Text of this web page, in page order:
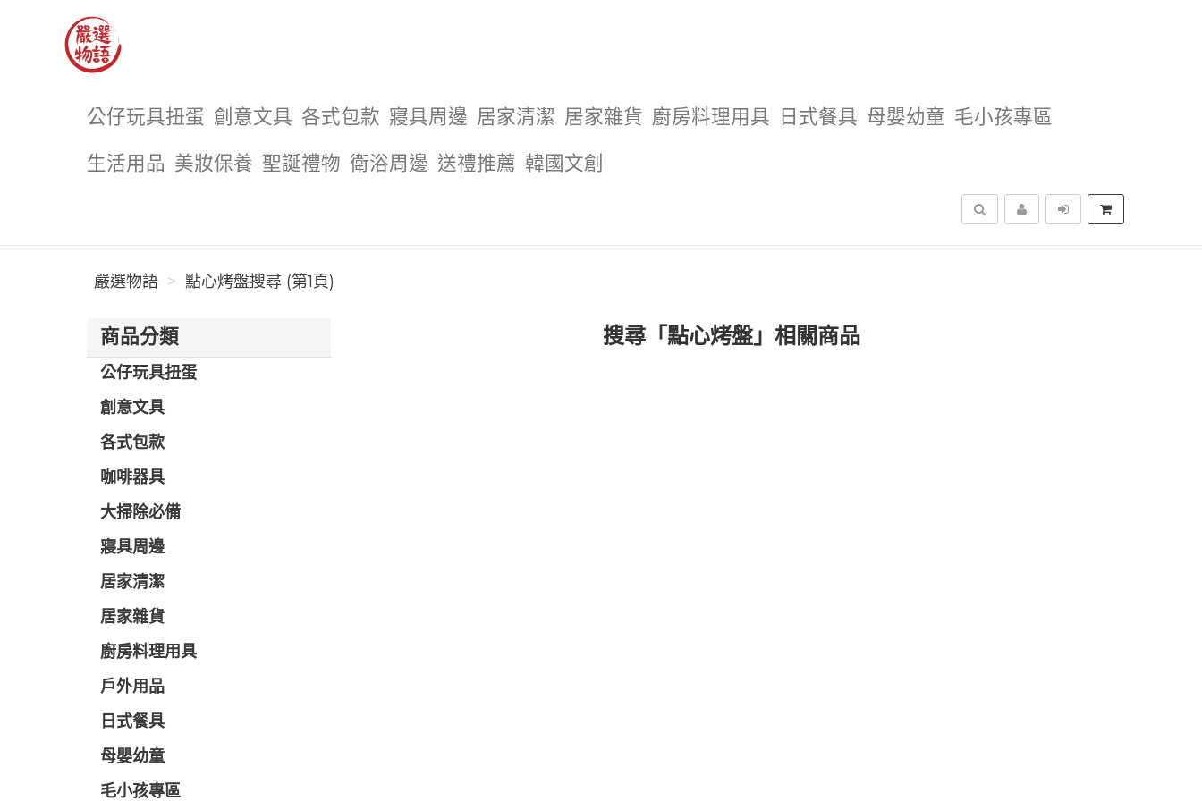
公仔玩具扭蛋 創意文具 各式包款 寢具周邊 居家清潔 居家雜貨 廚房料理用具 日式餐具 母嬰幼童 毛小孩專區
生活用品 美妝保養 聖誕禮物 衛浴周邊 送禮推薦 韓國文創
搜尋
嚴選物語 點心烤盤搜尋 (第1頁)
商品分類
公仔玩具扭蛋
創意文具
各式包款
咖啡器具
大掃除必備
寢具周邊
居家清潔
居家雜貨
廚房料理用具
戶外用品
日式餐具
母嬰幼童
毛小孩專區
搜尋「點心烤盤」相關商品